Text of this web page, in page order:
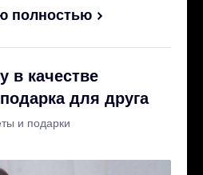
полностью
в качестве
для друга
и подарки